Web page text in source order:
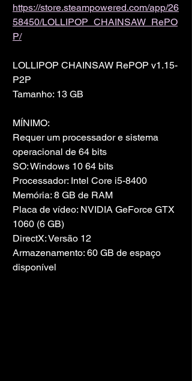
https://store.steampowered.com/app/26
58450/LOLLIPOP_CHAINSAW_RePO
P/
LOLLIPOP CHAINSAW RePOP v1.15-
P2P
Tamanho: 13 GB
MÍNIMO:
Requer um processador e sistema
operacional de 64 bits
SO: Windows 10 64 bits
Processador: Intel Core i5-8400
Memória: 8 GB de RAM
Placa de vídeo: NVIDIA GeForce GTX
1060 (6 GB)
DirectX: Versão 12
Armazenamento: 60 GB de espaço
disponível